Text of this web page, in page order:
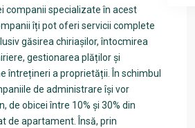
companii specializate în acest
îți pot oferi servicii complete
găsirea chiriașilor, întocmirea
gestionarea plăților și
întrețineri a proprietății. În schimbul
de administrare își vor
de obicei între 10% și 30% din
de apartament. Însă, prin